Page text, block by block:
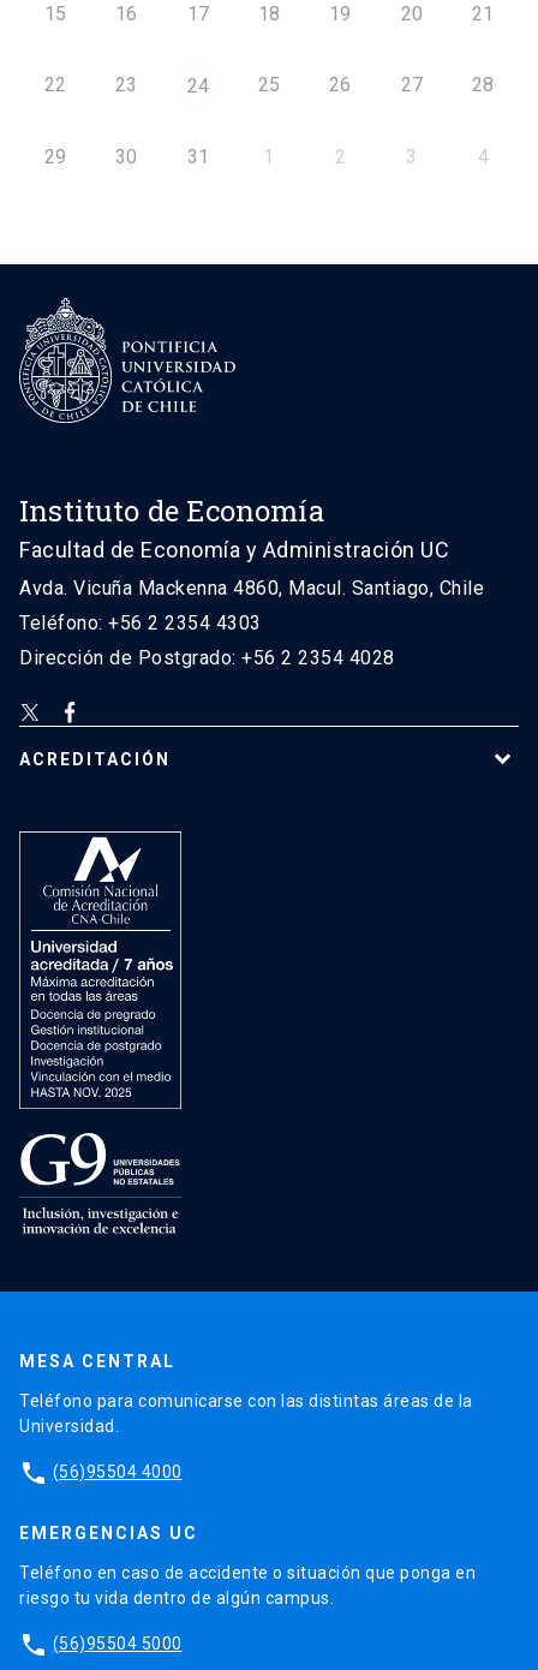
15 16 17 18 19 20 21
22 23 24 25 26 27 28
29 30 31 1 2 3 4
Instituto de Economía
Facultad de Economía y Administración UC
Avda. Vicuña Mackenna 4860, Macul. Santiago, Chile
Teléfono: +56 2 2354 4303
Dirección de Postgrado: +56 2 2354 4028
ACREDITACIÓN
MESA CENTRAL
Teléfono para comunicarse con las distintas áreas de la
Universidad.
phone (56)95504 4000
EMERGENCIAS UC
Teléfono en caso de accidente o situación que ponga en
riesgo tu vida dentro de algún campus.
phone (56)95504 5000